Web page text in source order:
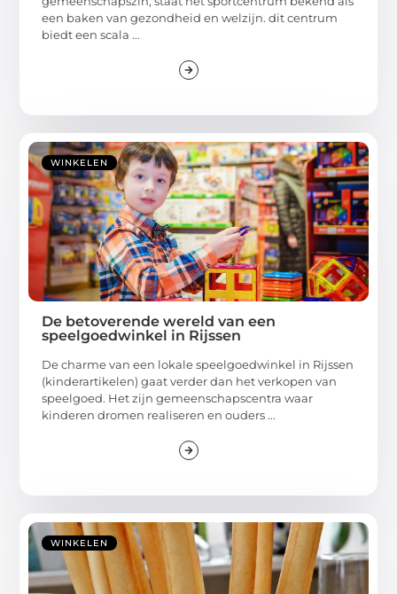
een baken van gezondheid en welzijn. dit centrum
biedt een scala ...
WINKELEN
De betoverende wereld van een
speelgoedwinkel in Rijssen
De charme van een lokale speelgoedwinkel in Rijssen
(kinderartikelen) gaat verder dan het verkopen van
speelgoed. Het zijn gemeenschapscentra waar
kinderen dromen realiseren en ouders ...
WINKELEN